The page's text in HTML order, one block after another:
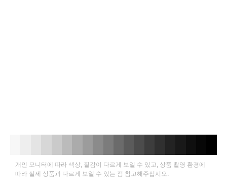
개인 모니터에 따라 색상, 질감이 다르게 보일 수 있고, 상품 촬영 환경에
따라 실제 상품과 다르게 보일 수 있는 점 참고해주십시오.